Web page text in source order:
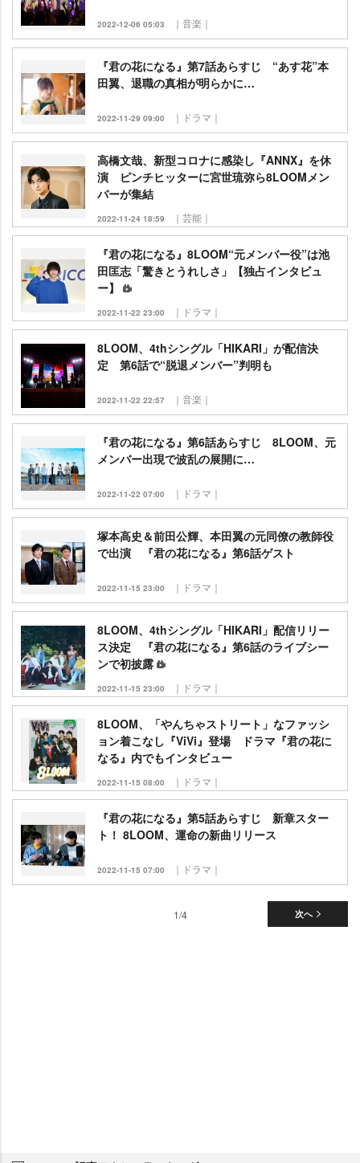
2022-12-06 05:03 ｜音楽｜
『君の花になる』第7話あらすじ “あす花”本
田翼、退職の真相が明らかに…
2022-11-29 09:00 ｜ドラマ｜
高橋文哉、新型コロナに感染し『ANNX』を休
演 ピンチヒッターに宮世琉弥ら8LOOMメン
バーが集結
2022-11-24 18:59 ｜芸能｜
『君の花になる』8LOOM“元メンバー役”は池
田匡志「驚きとうれしさ」【独占インタビュ
ー】
2022-11-22 23:00 ｜ドラマ｜
8LOOM、4thシングル「HIKARI」が配信決
定 第6話で“脱退メンバー”判明も
2022-11-22 22:57 ｜音楽｜
『君の花になる』第6話あらすじ 8LOOM、元
メンバー出現で波乱の展開に…
2022-11-22 07:00 ｜ドラマ｜
塚本高史＆前田公輝、本田翼の元同僚の教師役
で出演 『君の花になる』第6話ゲスト
2022-11-15 23:00 ｜ドラマ｜
8LOOM、4thシングル「HIKARI」配信リリー
ス決定 『君の花になる』第6話のライブシー
ンで初披露
2022-11-15 23:00 ｜ドラマ｜
8LOOM、「やんちゃストリート」なファッシ
ョン着こなし『ViVi』登場 ドラマ『君の花に
なる』内でもインタビュー
2022-11-15 08:00 ｜ドラマ｜
『君の花になる』第5話あらすじ 新章スター
ト！ 8LOOM、運命の新曲リリース
2022-11-15 07:00 ｜ドラマ｜
次へ
1/4